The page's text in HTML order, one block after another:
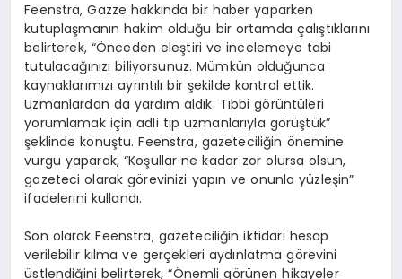
Feenstra, Gazze hakkında bir haber yaparken
kutuplaşmanın hakim olduğu bir ortamda çalıştıklarını
belirterek, “Önceden eleştiri ve incelemeye tabi
tutulacağınızı biliyorsunuz. Mümkün olduğunca
kaynaklarımızı ayrıntılı bir şekilde kontrol ettik.
Uzmanlardan da yardım aldık. Tıbbi görüntüleri
yorumlamak için adli tıp uzmanlarıyla görüştük”
şeklinde konuştu. Feenstra, gazeteciliğin önemine
vurgu yaparak, “Koşullar ne kadar zor olursa olsun,
gazeteci olarak görevinizi yapın ve onunla yüzleşin”
ifadelerini kullandı.
Son olarak Feenstra, gazeteciliğin iktidarı hesap
verilebilir kılma ve gerçekleri aydınlatma görevini
üstlendiğini belirterek, “Önemli görünen hikayeler